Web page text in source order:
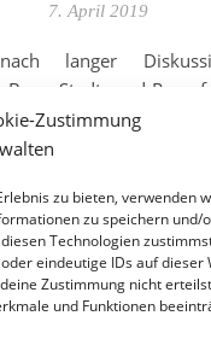
Zustimmung
zu bieten, verwenden
zu speichern und/
Technologien
eindeutige IDs auf dieser
Zustimmung nicht
und Funktionen
7. April 2019
, Stadt- und
Bauwesen und
Vielfalt im Blick:
WEITERLESEN